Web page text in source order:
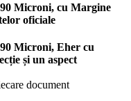
90 Microni, cu Margine
oficiale
Microni, Eher cu
și un aspect
document